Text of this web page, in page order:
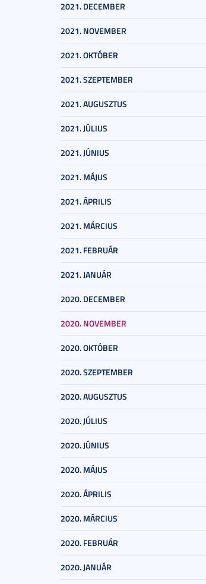
2021. DECEMBER
2021. NOVEMBER
2021. OKTÓBER
2021. SZEPTEMBER
2021. AUGUSZTUS
2021. JÚLIUS
2021. JÚNIUS
2021. MÁJUS
2021. ÁPRILIS
2021. MÁRCIUS
2021. FEBRUÁR
2021. JANUÁR
2020. DECEMBER
2020. NOVEMBER
2020. OKTÓBER
2020. SZEPTEMBER
2020. AUGUSZTUS
2020. JÚLIUS
2020. JÚNIUS
2020. MÁJUS
2020. ÁPRILIS
2020. MÁRCIUS
2020. FEBRUÁR
2020. JANUÁR